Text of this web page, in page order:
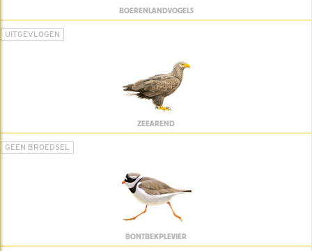
BOERENLANDVOGELS
UITGEVLOGEN
ZEEAREND
GEEN BROEDSEL
BONTBEKPLEVIER